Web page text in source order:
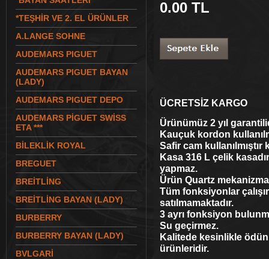
*TEŞHİR VE 2. EL ÜRÜNLER
A.LANGE SOHNE
AUDEMARS PIGUET
AUDEMARS PIGUET BAYAN
(LADY)
AUDEMARS PIGUET DEPO
AUDEMARS PİGUET SWİSS
ETA ***
BİLEKLİK ROYAL
BREGUET
BREİTLİNG
BREİTLİNG BAYAN (LADY)
BURBERRY
BURBERRY BAYAN (LADY)
BVLGARİ
0.00 TL
ÜCRETSİZ KARGO
Ürünümüz 2 yıl
Kauçuk kordon
Safir cam
Kasa 316 L çelik
yapmaz.
Ürün Quartz
Tüm fonksiyonlar
satılmamaktadır.
3 ayrı fonksiyon
Su geçirmez.
Kalitede kesinlikle
ürünleridir.